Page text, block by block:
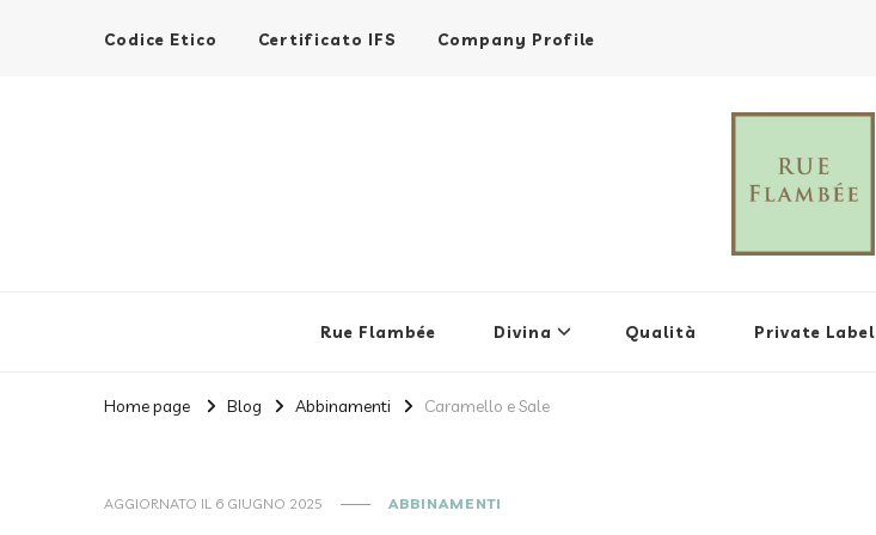
Codice Etico Certificato IFS Company Profile
Rue Flambée Divina Qualità Private Label
Home page Blog Abbinamenti Caramello e Sale
AGGIORNATO IL 6 GIUGNO 2025 ABBINAMENTI